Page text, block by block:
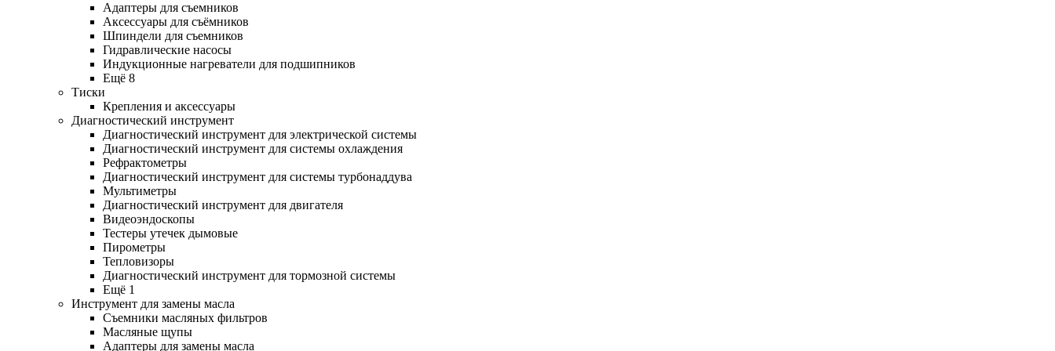
Адаптеры для съемников
Аксессуары для съёмников
Шпиндели для съемников
Гидравлические насосы
Индукционные нагреватели для подшипников
Ещё 8
Тиски
Крепления и аксессуары
Диагностический инструмент
Диагностический инструмент для электрической системы
Диагностический инструмент для системы охлаждения
Рефрактометры
Диагностический инструмент для системы турбонаддува
Мультиметры
Диагностический инструмент для двигателя
Видеоэндоскопы
Тестеры утечек дымовые
Пирометры
Тепловизоры
Диагностический инструмент для тормозной системы
Ещё 1
Инструмент для замены масла
Съемники масляных фильтров
Масляные щупы
Адаптеры для замены масла